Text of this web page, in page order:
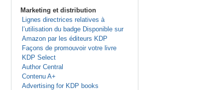
Marketing et distribution
Lignes directrices relatives à
l’utilisation du badge Disponible sur
Amazon par les éditeurs KDP
Façons de promouvoir votre livre
KDP Select
Author Central
Contenu A+
Advertising for KDP books